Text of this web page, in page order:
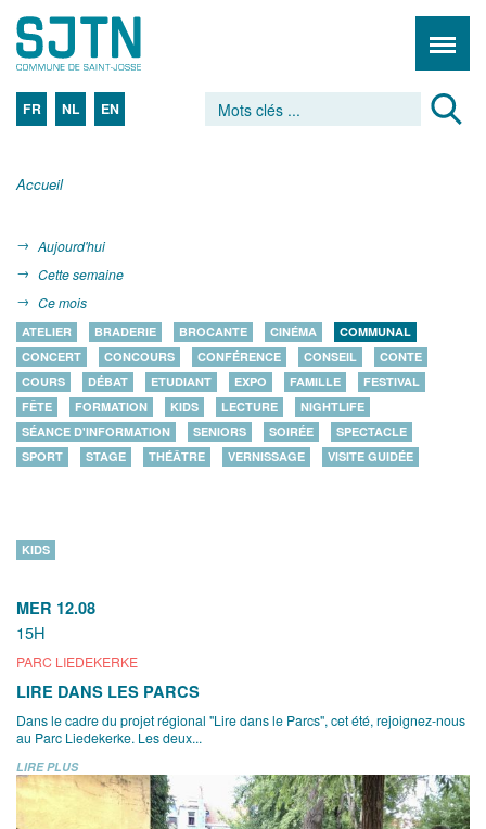
FR NL EN
Accueil
Aujourd'hui
Cette semaine
Ce mois
ATELIER BRADERIE BROCANTE CINÉMA
COMMUNAL
CONCERT
CONCOURS CONFÉRENCE CONSEIL
CONTE
COURS
DÉBAT ETUDIANT EXPO FAMILLE
FESTIVAL
FÊTE
FORMATION KIDS LECTURE
NIGHTLIFE
SÉANCE D'INFORMATION
SENIORS SOIRÉE
SPECTACLE
SPORT
STAGE THÉÂTRE VERNISSAGE VISITE GUIDÉE
MER 12.08
15H
PARC LIEDEKERKE
KIDS
LIRE DANS LES PARCS
Dans le cadre du projet régional "Lire dans le Parcs", cet été, rejoignez-nous
au Parc Liedekerke. Les deux...
LIRE PLUS